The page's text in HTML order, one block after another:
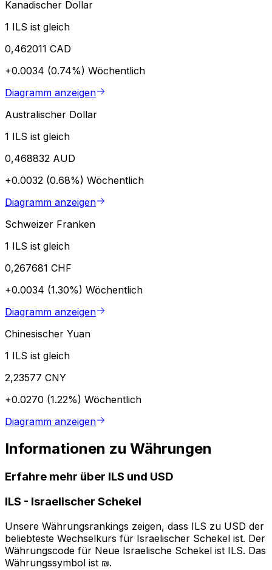
Kanadischer Dollar
1 ILS ist gleich
0,462011 CAD
+0.0034 (0.74%) Wöchentlich
Diagramm anzeigen
Australischer Dollar
1 ILS ist gleich
0,468832 AUD
+0.0032 (0.68%) Wöchentlich
Diagramm anzeigen
Schweizer Franken
1 ILS ist gleich
0,267681 CHF
+0.0034 (1.30%) Wöchentlich
Diagramm anzeigen
Chinesischer Yuan
1 ILS ist gleich
2,23577 CNY
+0.0270 (1.22%) Wöchentlich
Diagramm anzeigen
Informationen zu Währungen
Erfahre mehr über ILS und USD
ILS - Israelischer Schekel
Unsere Währungsrankings zeigen, dass ILS zu USD der
beliebteste Wechselkurs für Israelischer Schekel ist. Der
Währungscode für Neue Israelische Schekel ist ILS. Das
Währungssymbol ist ₪.